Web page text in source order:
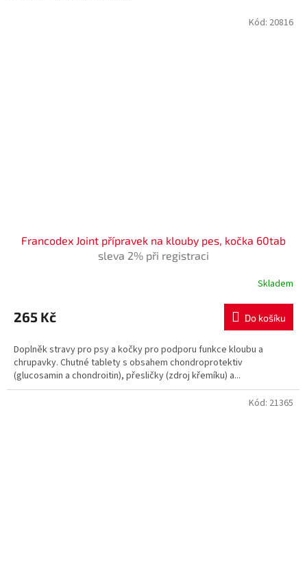
Francodex Joint přípravek na klouby pes, kočka 60tab
sleva 2% při registraci
Skladem
265 Kč Do košíku
Doplněk stravy pro psy a kočky pro podporu funkce kloubu a
chrupavky. Chutné tablety s obsahem chondroprotektiv
(glucosamin a chondroitin), přesličky (zdroj křemíku) a...
Kód: 20816
Kód: 21365